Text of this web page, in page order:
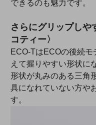
できるのも魅力です。
さらにグリップしや
コティー〉
ECO-TはECOの後続
えて握りやすい形状に
形状が丸みのある三角
具になれていない方や
す。